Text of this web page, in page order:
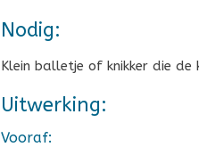
Nodig:
Klein balletje of knikker die de
Uitwerking:
Vooraf: